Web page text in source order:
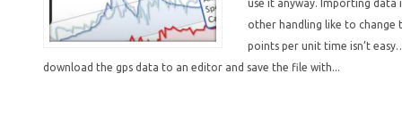
use it anyway. Importing data
other handling like to change
points per unit time isn’t
download the gps data to an editor and save the file with...